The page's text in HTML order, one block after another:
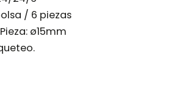
/ 6 piezas
ø15mm